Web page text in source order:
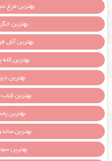
بهترین مرغ
بهترین
بهترین آش
بهترین کله
بهترین
بهترین
بهترین
بهترین
بهترین